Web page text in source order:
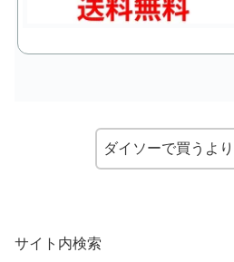
ダイソーで買うよ
サイト内検索